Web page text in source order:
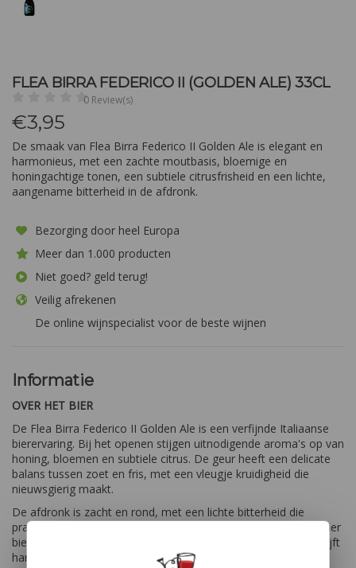
FLEA BIRRA FEDERICO II (GOLDEN ALE) 33CL
0 Review(s)
€3,95
De smaak van Flea Birra Federico II Golden Ale is elegant en
harmonieus, met een zachte moutbasis, bloemige en
honingachtige tonen, een subtiele citrusfrisheid en een lichte,
aangename bitterheid in de afdronk.
Bezorging door heel Europa
Meer dan 1.000 producten
Niet goed? geld terug!
Veilig afrekenen
De online wijnspecialist voor de beste wijnen
Informatie
OVER HET BIER
De Flea Birra Federico II Golden Ale is een verfijnde Italiaanse
bierervaring. Bij het openen stijgen uitnodigende aroma's op van
honing, bloemen en subtiele citrus. De geur heeft een delicate
balans tussen zoet en fris, met een vleugje kruidigheid die
nieuwsgierig maakt.
De afdronk is zacht en rond, met een lichte bitterheid die
prachtig samengaat met een hint van moutige zoetheid. Dit bier
biedt een verfijnde en evenwichtige smaakervaring die lang blijft
hangen. Perfect voor liefhebbers van Golden Ales die een